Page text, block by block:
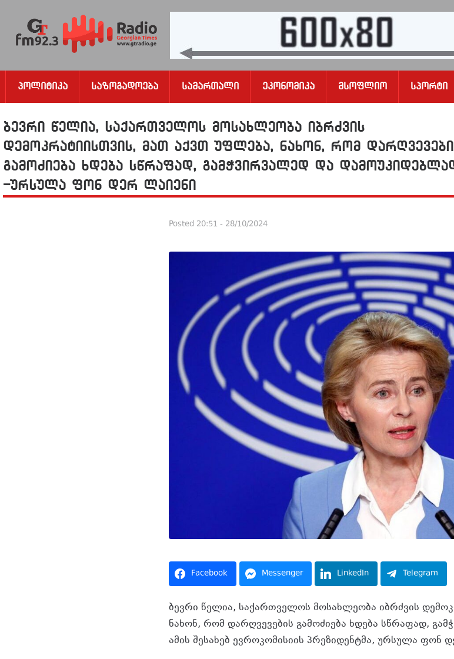
Პოლიტიკა Საზოგადოება Სამართალი Ეკონომიკა Მსოფლიო Სპორტი
ბევრი წელია, საქართველოს მოსახლეობა იბრძვის
დემოკრატიისთვის, მათ აქვთ უფლება, ნახონ, რომ
გამოძიება ხდება სწრაფად, გამჭვირვალედ და
-ურსულა ფონ დერ ლაიენი
Posted 20:51 - 28/10/2024
Facebook Messenger LinkedIn Telegram
ბევრი წელია, საქართველოს მოსახლეობა იბრძვის
ნახონ, რომ დარღვევების გამოძიება ხდება სწრაფად,
ამის შესახებ ევროკომისიის პრეზიდენტმა, ურსულა ფონ